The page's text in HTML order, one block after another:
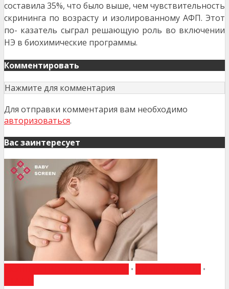
составила 35%, что было выше, чем чувствительность
скрининга по возрасту и изолированному АФП. Этот
по- казатель сыграл решающую роль во включении
НЭ в биохимические программы.
Комментировать
Нажмите для комментария
Для отправки комментария вам необходимо
авторизоваться.
Вас заинтересует
•
•